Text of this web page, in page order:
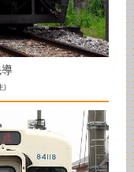
)